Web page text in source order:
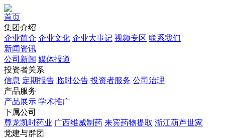
首页
集团介绍
企业简介 企业文化 企业⼤事记 视频专区 联系我们
新闻资讯
公司新闻 媒体报道
投资者关系
信息 定期报告 临时公告 投资者服务 公司治理
产品服务
产品展示 学术推广
下属公司
尊龙凯时药业 广西维威制药 来宾药物提取 浙江葫芦世家
党建与群团